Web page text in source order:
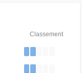
Classement